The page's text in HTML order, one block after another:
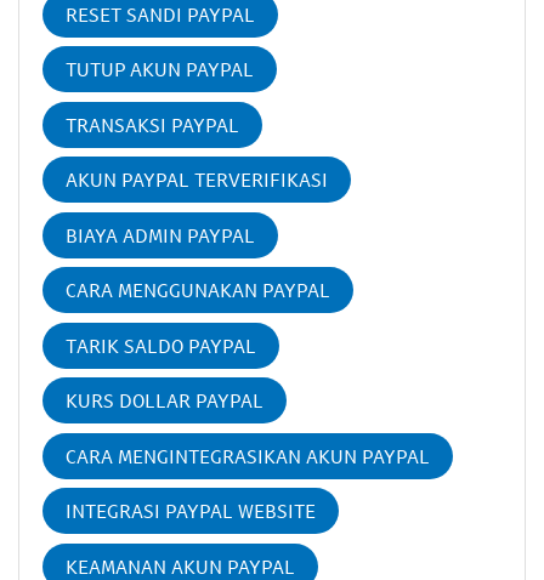
RESET SANDI PAYPAL
TUTUP AKUN PAYPAL
TRANSAKSI PAYPAL
AKUN PAYPAL TERVERIFIKASI
BIAYA ADMIN PAYPAL
CARA MENGGUNAKAN PAYPAL
TARIK SALDO PAYPAL
KURS DOLLAR PAYPAL
CARA MENGINTEGRASIKAN AKUN PAYPAL
INTEGRASI PAYPAL WEBSITE
KEAMANAN AKUN PAYPAL